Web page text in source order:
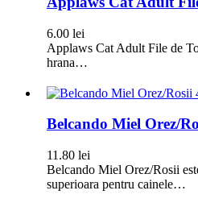
6.00 lei
Applaws Cat Adult File de
hrana…
Belcando Miel Orez/
11.80 lei
Belcando Miel Orez/Rosii
superioara pentru cainele…